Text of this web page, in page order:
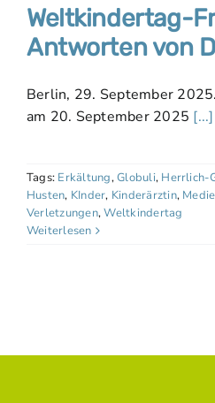
Weltkindertag-
Antworten von
Berlin, 29. September
am 20. September 2025 [...]
Tags: Erkältung,Globuli, Herrlich-
Husten, KInder, Kinderärztin,
Verletzungen,Weltkindertag
Weiterlesen